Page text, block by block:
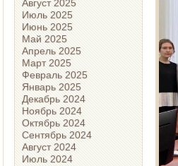
Август 2025
Июль 2025
Июнь 2025
Май 2025
Апрель 2025
Март 2025
Февраль 2025
Январь 2025
Декабрь 2024
Ноябрь 2024
Октябрь 2024
Сентябрь 2024
Август 2024
Июль 2024